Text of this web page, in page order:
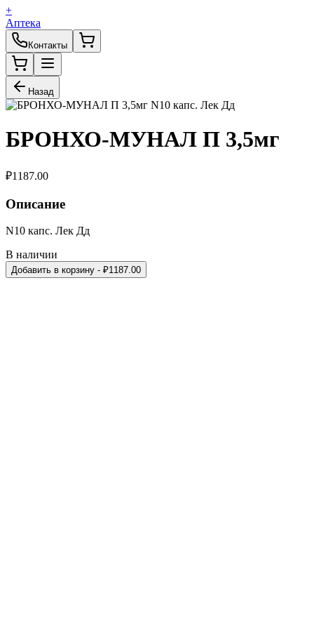
+
Аптека
Контакты
Назад
БРОНХО-МУНАЛ П 3,5мг
₽1187.00
Описание
N10 капс. Лек Дд
В наличии
Добавить в корзину - ₽1187.00